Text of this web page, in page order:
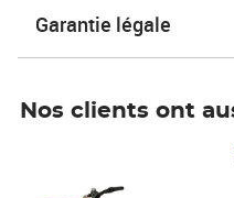
Garantie légale
Nos clients ont